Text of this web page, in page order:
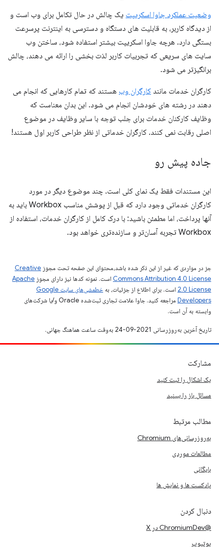
وضعیت عملکرد جاوا اسکریپت یک چالش در حال تکامل برای وب است و
از دیدگاه کاربر، به قابلیت های دستگاه و دسترسی به اینترنت پرسرعت
بستگی دارد. هرچه جاوا اسکریپت بیشتر استفاده شود، ساختن وب
سایت های سریعی که تجربیات کاربر لذت بخشی را ارائه می دهند، چالش
برانگیزتر می شود.
کارگران خدمات مانند کارگران وب هستند که تمام کارهایی که انجام می
دهند در رشته های خودشان انجام می شود. این بدان معناست که
وظایف کارکنان خدمات برای جلب توجه با سایر وظایف در موضوع
اصلی رقابت نمی کنند. کارگران خدماتی از نظر طراحی کاربر اول هستند!
جاده پیش رو
این مستندات فقط یک نمای کلی است. چند موضوع دیگر در مورد
کارگران خدماتی وجود دارد که قبل از پوشش مناسب Workbox باید به
آنها پرداخت، اما مطمئن باشید: با درک کامل از کارگران خدمات، استفاده از
Workbox تجربه آسان‌تر و سازنده‌تری خواهد بود.
جز در مواردی که غیر از این ذکر شده باشد،‌محتوای این صفحه تحت مجوز Creative
Commons Attribution 4.0 License است. نمونه کدها نیز دارای مجوز Apache
2.0 License است. برای اطلاع از جزئیات، به
خطمشی‌های سایت Google
Developers‏
مراجعه کنید. جاوا علامت تجاری ثبت‌شده Oracle و/یا شرکت‌های
وابسته به آن است.
تاریخ آخرین به‌روزرسانی 2021-09-24 به‌وقت ساعت هماهنگ جهانی.
مشارکت
یک اشکال را ثبت کنید
مسائل باز را ببینید
مطالب مرتبط
به‌روزرسانی‌های Chromium
مطالعات موردی
بایگانی
پادکست ها و نمایش ها
دنبال کردن
@ChromiumDev در X
یوتیوب